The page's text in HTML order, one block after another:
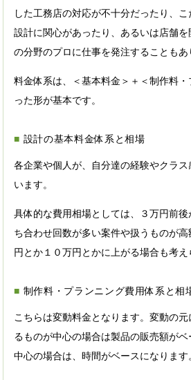
した工務店の対応が不十分だったり、
設計に関心があったり、あるいは店舗を
の分野のプロに仕事を発注することもあ
料金体系は、＜基本料金＞＋＜制作料
った形が基本です。
設計の基本料金体系と相場
各企業や個人が、自分達の経験やクラ
います。
具体的な費用相場としては、３万円前
ち合わせ回数が多い案件や扱うものが
円とか１０万円とかに上がる場合も考え
制作料・プランニング費用体系と相
こちらは変動料金となります。変動の
るものが中心の場合は製品の販売額が
中心の場合は、時間がベースになります